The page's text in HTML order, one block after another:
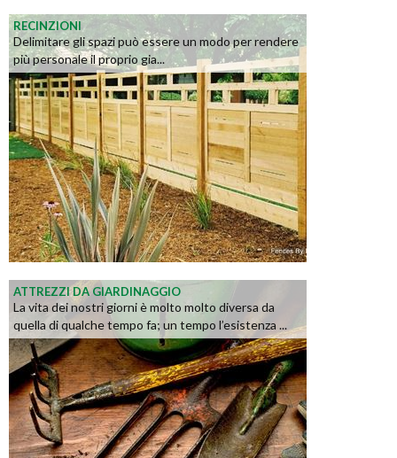
RECINZIONI
Delimitare gli spazi può essere un modo per rendere
più personale il proprio gia...
ATTREZZI DA GIARDINAGGIO
La vita dei nostri giorni è molto molto diversa da
quella di qualche tempo fa; un tempo l’esistenza ...